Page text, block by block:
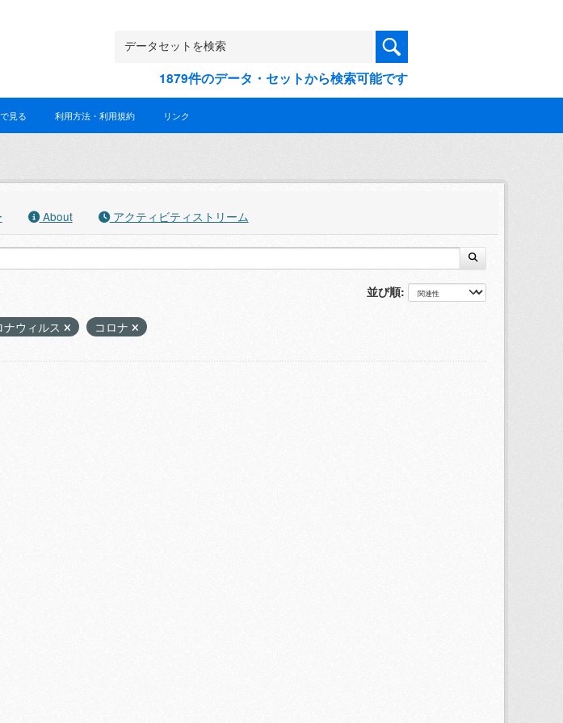
1879件のデータ・セットから検索可能です
見る 利用方法・利用規約 リンク
About アクティビティストリーム
並び順
ナウィルス コロナ